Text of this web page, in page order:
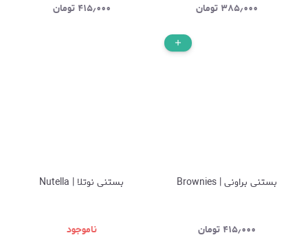
۳۸۵٫۰۰۰ تومان ۴۱۵٫۰۰۰ تومان
بستنی براونی | Brownies
۴۱۵٫۰۰۰ تومان
بستنی نوتلا | Nutella
ناموجود